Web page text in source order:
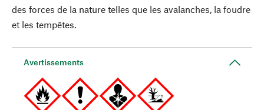
des forces de la nature telles que les avalanches, la foudre
et les tempêtes.
Avertissements